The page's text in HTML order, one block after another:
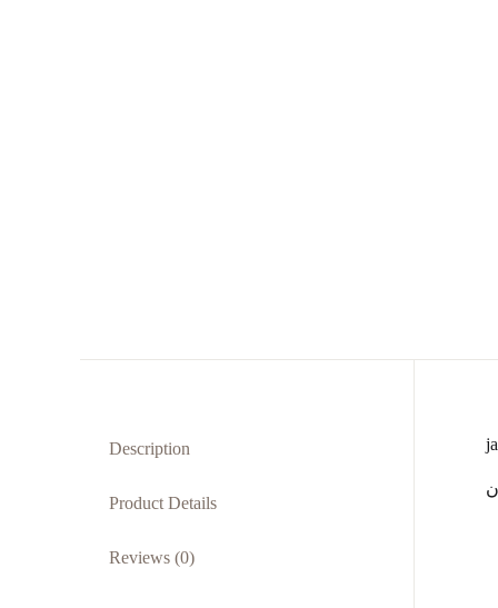
Description
Product Details
Reviews (0)